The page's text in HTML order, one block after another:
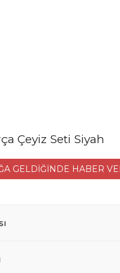
Çeyiz Seti Siyah
GELDİĞİNDE HABER